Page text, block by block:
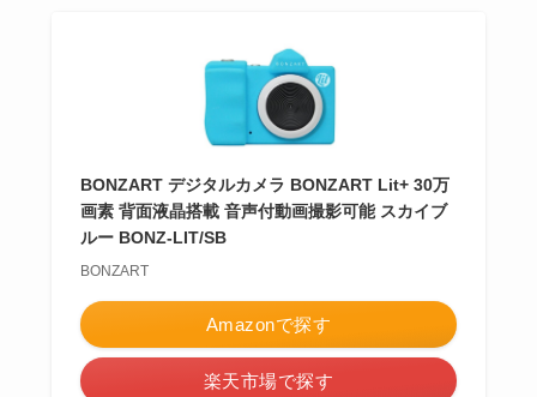
BONZART デジタルカメラ BONZART Lit+ 30万
画素 背面液晶搭載 音声付動画撮影可能 スカイブ
ルー BONZ-LIT/SB
BONZART
Amazonで探す
楽天市場で探す